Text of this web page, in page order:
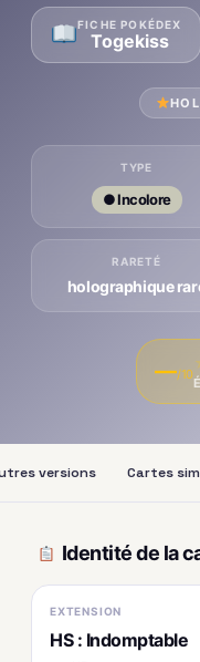
FICHE POKÉDEX
Togekiss
TYPE
● Incolore
RARETÉ
holographique
—/10
versions Cartes
Identité de la
EXTENSION
HS : Indomptable